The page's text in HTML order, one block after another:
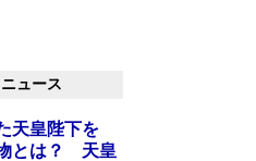
ニュース
天皇陛下を
とは？ 天皇